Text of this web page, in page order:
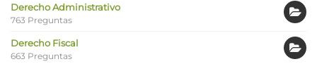
Derecho Administrativo
763 Preguntas
Derecho Fiscal
663 Preguntas